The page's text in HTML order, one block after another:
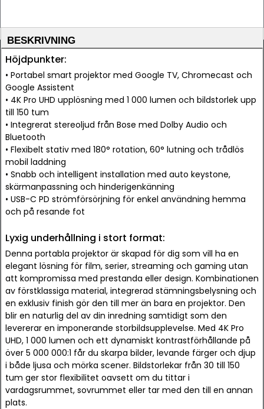
BESKRIVNING
Höjdpunkter:
• Portabel smart projektor med Google TV, Chromecast och
Google Assistent
• 4K Pro UHD upplösning med 1 000 lumen och bildstorlek upp
till 150 tum
• Integrerat stereoljud från Bose med Dolby Audio och
Bluetooth
• Flexibelt stativ med 180° rotation, 60° lutning och trådlös
mobil laddning
• Snabb och intelligent installation med auto keystone,
skärmanpassning och hinderigenkänning
• USB-C PD strömförsörjning för enkel användning hemma
och på resande fot
Lyxig underhållning i stort format:
Denna portabla projektor är skapad för dig som vill ha en
elegant lösning för film, serier, streaming och gaming utan
att kompromissa med prestanda eller design. Kombinationen
av förstklassiga material, integrerad stämningsbelysning och
en exklusiv finish gör den till mer än bara en projektor. Den
blir en naturlig del av din inredning samtidigt som den
levererar en imponerande storbildsupplevelse. Med 4K Pro
UHD, 1 000 lumen och ett dynamiskt kontrastförhållande på
över 5 000 000:1 får du skarpa bilder, levande färger och djup
i både ljusa och mörka scener. Bildstorlekar från 30 till 150
tum ger stor flexibilitet oavsett om du tittar i
vardagsrummet, sovrummet eller tar med den till en annan
plats.